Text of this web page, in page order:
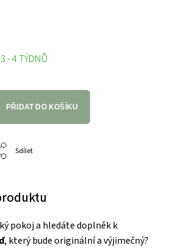
- 4 TÝDNŮ
PŘIDAT DO KOŠÍKU
Sdílet
pokoj a hledáte doplněk k
, který bude originální a výjimečný?